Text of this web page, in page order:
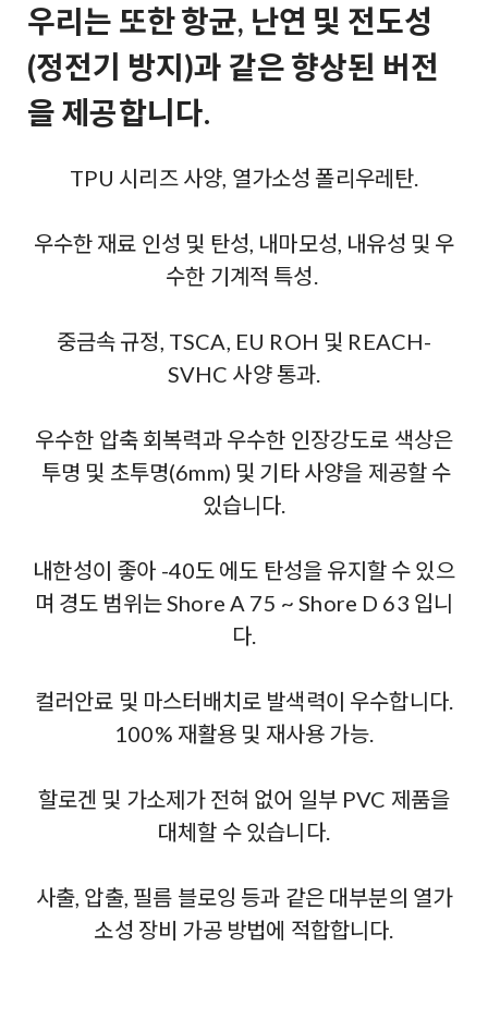
우리는 또한 항균, 난연 및 전도성
(정전기 방지)과 같은 향상된 버전
을 제공합니다.
TPU 시리즈 사양, 열가소성 폴리우레탄.
우수한 재료 인성 및 탄성, 내마모성, 내유성 및 우
수한 기계적 특성.
중금속 규정, TSCA, EU ROH 및 REACH-
SVHC 사양 통과.
우수한 압축 회복력과 우수한 인장강도로 색상은
투명 및 초투명(6mm) 및 기타 사양을 제공할 수
있습니다.
내한성이 좋아 -40도 에도 탄성을 유지할 수 있으
며 경도 범위는 Shore A 75 ~ Shore D 63 입니
다.
컬러안료 및 마스터배치로 발색력이 우수합니다.
100% 재활용 및 재사용 가능.
할로겐 및 가소제가 전혀 없어 일부 PVC 제품을
대체할 수 있습니다.
사출, 압출, 필름 블로잉 등과 같은 대부분의 열가
소성 장비 가공 방법에 적합합니다.